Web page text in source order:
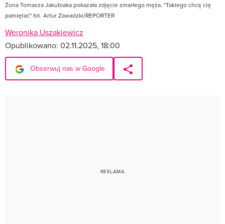
Żona Tomasza Jakubiaka pokazała zdjęcie zmarłego męża. "Takiego chcę cię
pamiętać" fot. Artur Zawadzki/REPORTER
Weronika Uszakiewicz
Opublikowano: 02.11.2025, 18:00
Obserwuj nas w Google